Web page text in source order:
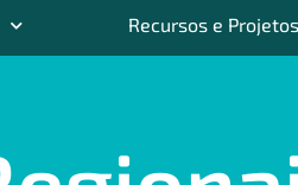
Recursos e Projetos